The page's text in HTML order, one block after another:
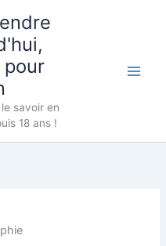
savoir en
18 ans !